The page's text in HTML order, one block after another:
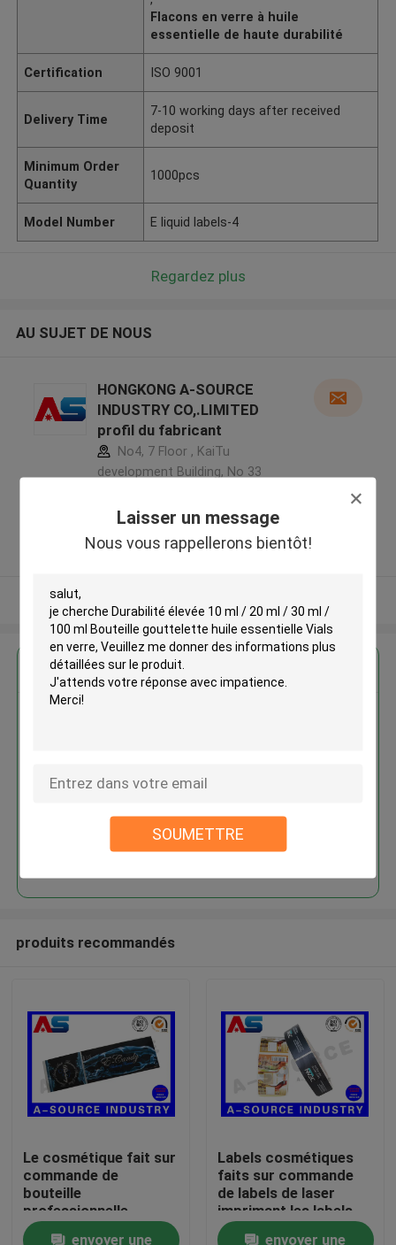
Laisser un message
Nous vous rappellerons bientôt!
SOUMETTRE
Produits
Au sujet de nous
Flacons en verre à huile
essentielle de haute durabilité
Certification ISO 9001
Delivery Time
7-10 working days after received
deposit
Minimum Order
Quantity
1000pcs
Model Number E liquid labels-4
Regardez plus
AU SUJET DE NOUS
HONGKONG A-SOURCE
INDUSTRY CO,.LIMITED
profil du fabricant
No4, 7 Floor , KaiTu
development Building, No 33
,Chine
Fournisseur vérifié
Vials en verre
MOQ： 1000pcs
Continuer
produits recommandés
Le cosmétique fait sur
commande de
bouteille
professionnelle
marque l'autocollant
envoyer une
Labels cosmétiques
faits sur commande
de labels de laser
imprimant les labels
de petit pain adaptés
envoyer une